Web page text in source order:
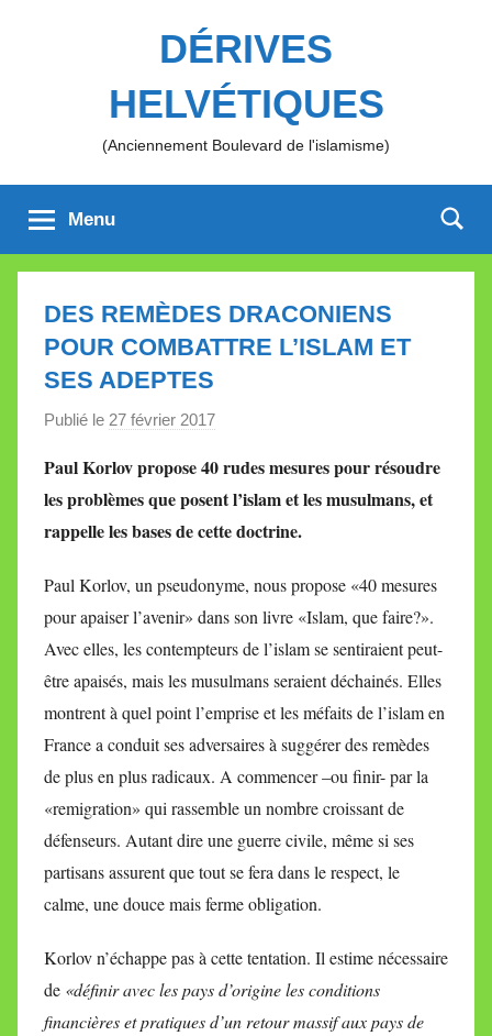
DÉRIVES
HELVÉTIQUES
(Anciennement Boulevard de l'islamisme)
Menu
DES REMÈDES DRACONIENS
POUR COMBATTRE L’ISLAM ET
SES ADEPTES
Publié le 27 février 2017
r
M
i
e
i
l
l
l
e
t
t
Paul Korlov propose 40 rudes mesures pour résoudre
les problèmes que posent l’islam et les musulmans, et
rappelle les bases de cette doctrine.
Paul Korlov, un pseudonyme, nous propose «40 mesures
pour apaiser l’avenir» dans son livre «Islam, que faire?».
Avec elles, les contempteurs de l’islam se sentiraient peut-
être apaisés, mais les musulmans seraient déchainés. Elles
montrent à quel point l’emprise et les méfaits de l’islam en
France a conduit ses adversaires à suggérer des remèdes
de plus en plus radicaux. A commencer –ou finir- par la
«remigration» qui rassemble un nombre croissant de
défenseurs. Autant dire une guerre civile, même si ses
partisans assurent que tout se fera dans le respect, le
calme, une douce mais ferme obligation.
Korlov n’échappe pas à cette tentation. Il estime nécessaire
de «définir avec les pays d’origine les conditions
financières et pratiques d’un retour massif aux pays de